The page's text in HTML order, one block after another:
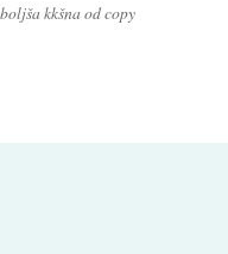
kkšna od copy